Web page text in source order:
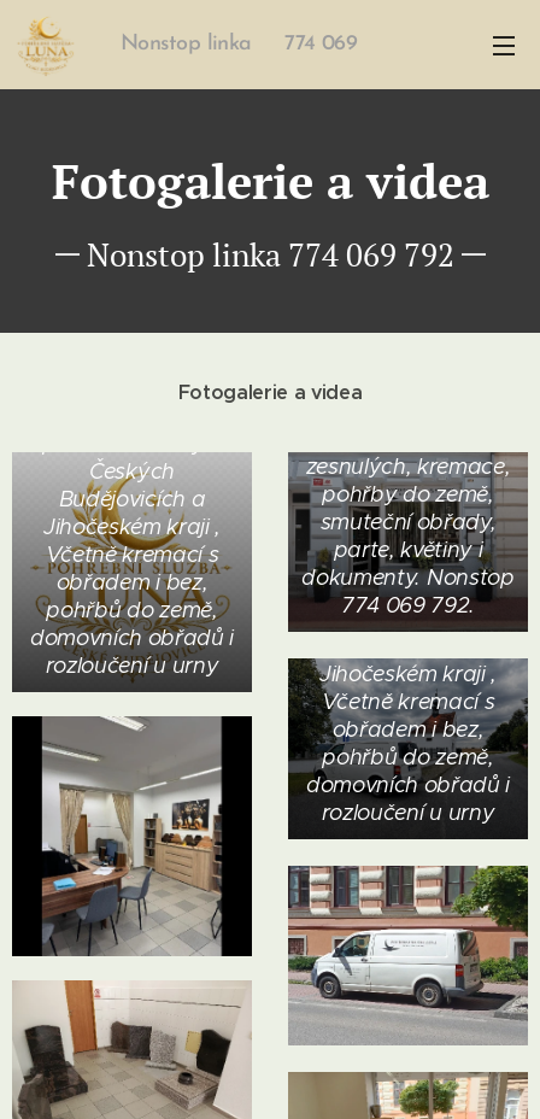
Nonstop linka 774 069
Fotogalerie a videa
Nonstop linka 774 069 792
Fotogalerie a videa
Českých
Budějovicích a
Jihočeském kraji ,
Včetně kremací s
obřadem i bez,
pohřbů do země,
domovních obřadů i
rozloučení u urny
Luna České
zesnulých, kremace,
pohřby do země,
smuteční obřady,
parte, květiny i
dokumenty. Nonstop
774 069 792.
Nabízíme kompletní
pohřební služby v
Českých
Jihočeském kraji ,
Včetně kremací s
obřadem i bez,
pohřbů do země,
domovních obřadů i
rozloučení u urny